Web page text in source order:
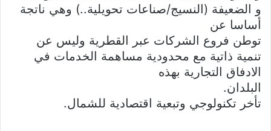
و الضعيفة (النسيج/صناعات تحويلية..) وهي ناتجة
أساسا عن
توطن فروع الشركات عبر القطرية وليس عن
تنمية ذاتية مع محدودية مساهمة الخدمات في
الادفاق التجارية بهذه
البلدان.
تأخر تكنولوجي وتبعية اقتصادية للشمال.